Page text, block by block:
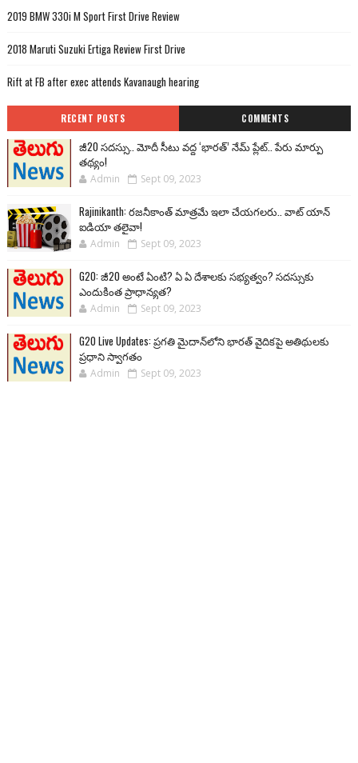
2019 BMW 330i M Sport First Drive Review
2018 Maruti Suzuki Ertiga Review First Drive
Rift at FB after exec attends Kavanaugh hearing
RECENT POSTS COMMENTS
జీ20 సదస్సు.. మోదీ సీటు వద్ద ‘భారత్’ నేమ్ ప్లేట్‌.. పేరు మార్పు
తథ్యం!
Admin Sept 09, 2023
Rajinikanth: రజనీకాంత్ మాత్రమే ఇలా చేయగలరు.. వాట్ యాన్
ఐడియా తలైవా!
Admin Sept 09, 2023
G20: జీ20 అంటే ఏంటి? ఏ ఏ దేశాలకు సభ్యత్వం? సదస్సుకు
ఎందుకింత ప్రాధాన్యత?
Admin Sept 09, 2023
G20 Live Updates: ప్రగతి మైదాన్‌లోని భారత్ వైదికపై అతిథులకు
ప్రధాని స్వాగతం
Admin Sept 09, 2023